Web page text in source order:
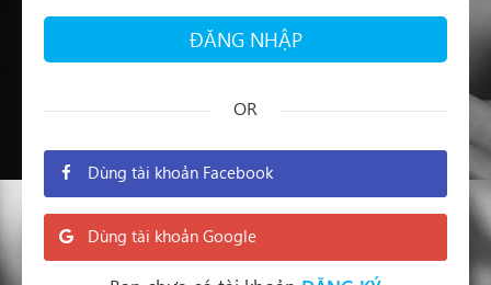
ĐĂNG NHẬP
OR
Dùng tài khoản Facebook
Dùng tài khoản Google